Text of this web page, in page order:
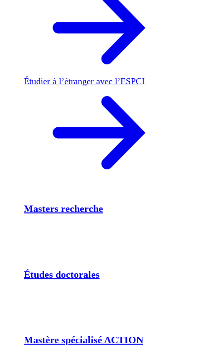
Étudier à l’étranger avec l’ESPCI
Masters recherche
Études doctorales
Mastère spécialisé ACTION